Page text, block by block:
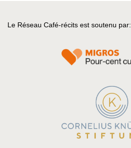
Le Réseau Café-récits est soutenu par: